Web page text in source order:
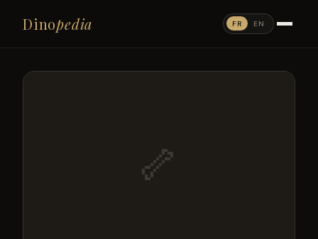
Dinopedia FR EN
🦴